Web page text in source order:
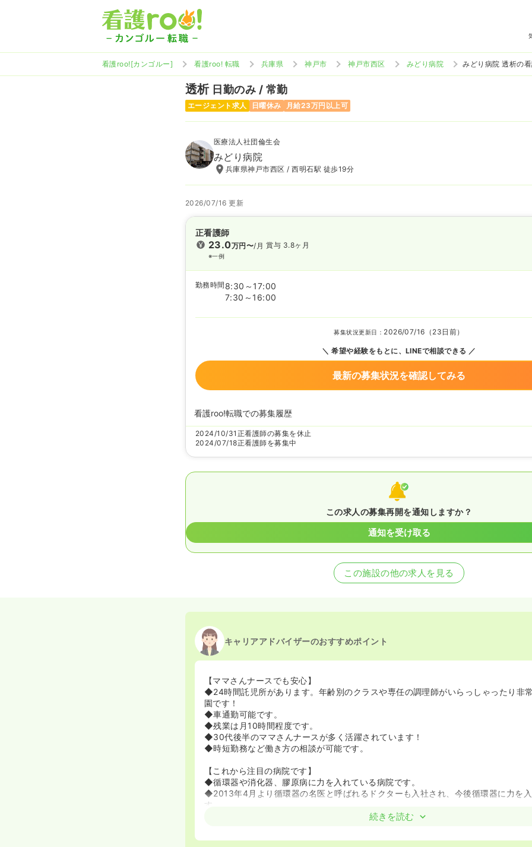
看護roo![カンゴルー] 看護roo! 転職 兵庫県 神戸市 神戸市西区 みどり病院 みどり病院 透析の
透析日勤のみ / 常勤
エージェント求人 日曜休み 月給23万円以上可
医療法人社団倫生会
みどり病院
兵庫県神戸市西区 / 西明石駅 徒歩19分
2026/07/16 更新
正看護師
23.0万円〜/月
※一例
賞与 3.8ヶ月
勤務時間 8:30～17:00
7:30～16:00
募集状況更新日： 2026/07/16（23日前）
希望や経験をもとに、LINEで相談できる
最新の募集状況を確認してみる
看護roo!転職での募集履歴
2024/10/31 正看護師の募集を休止
2024/07/18正看護師を募集中
この求人の募集再開を通知しますか？
通知を受け取る
この施設の他の求人を見る
キャリアアドバイザーのおすすめポイント
【ママさんナースでも安心】
◆24時間託児所があります。年齢別のクラスや専任の調理師がいらっしゃったり非
園です！
◆車通勤可能です。
◆残業は月10時間程度です。
◆30代後半のママさんナースが多く活躍されています！
◆時短勤務など働き方の相談が可能です。
【これから注目の病院です】
◆循環器や消化器、膠原病に力を入れている病院です。
◆2013年4月より循環器の名医と呼ばれるドクターも入社され、今後循環器に力を
す。
◆訪問看護や透析室、老健など幅広く展開されています。
続きを読む